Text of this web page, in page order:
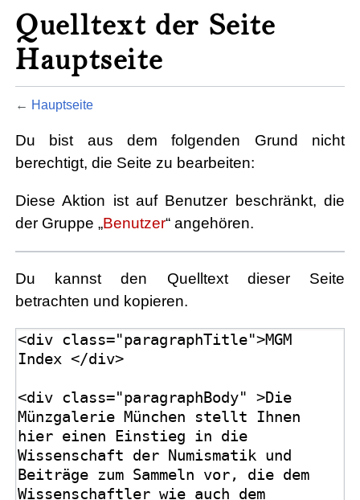
Quelltext der Seite
Hauptseite
← Hauptseite
Du bist aus dem folgenden Grund nicht
berechtigt, die Seite zu bearbeiten:
Diese Aktion ist auf Benutzer beschränkt, die
der Gruppe „Benutzer“ angehören.
Du kannst den Quelltext dieser Seite
betrachten und kopieren.